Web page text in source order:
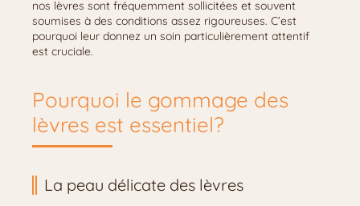
nos lèvres sont fréquemment sollicitées et souvent
soumises à des conditions assez rigoureuses. C’est
pourquoi leur donnez un soin particulièrement attentif
est cruciale.
Pourquoi le gommage des
lèvres est essentiel?
La peau délicate des lèvres